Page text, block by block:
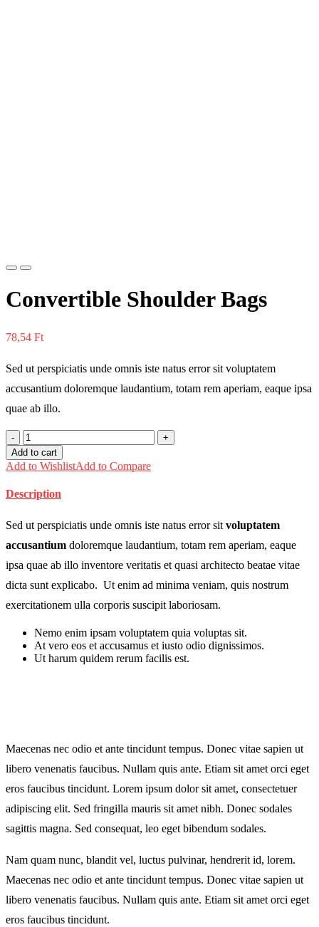
Previous
Next
Convertible Shoulder Bags
78,54 Ft
Sed ut perspiciatis unde omnis iste natus error sit voluptatem
accusantium doloremque laudantium, totam rem aperiam, eaque ipsa
quae ab illo.
Convertible
Shoulder
Bags
quantity
Add to cart
Add to WishlistAdd to Compare
Description
Sed ut perspiciatis unde omnis iste natus error sitvoluptatem
accusantium doloremque laudantium, totam rem aperiam, eaque
ipsa quae ab illo inventore veritatis et quasi architecto beatae vitae
dicta sunt explicabo. Ut enim ad minima veniam, quis nostrum
exercitationem ulla corporis suscipit laboriosam.
Nemo enim ipsam voluptatem quia voluptas sit.
At vero eos et accusamus et iusto odio dignissimos.
Ut harum quidem rerum facilis est.
Maecenas nec odio et ante tincidunt tempus. Donec vitae sapien ut
libero venenatis faucibus. Nullam quis ante. Etiam sit amet orci eget
eros faucibus tincidunt. Lorem ipsum dolor sit amet, consectetuer
adipiscing elit. Sed fringilla mauris sit amet nibh. Donec sodales
sagittis magna. Sed consequat, leo eget bibendum sodales.
Nam quam nunc, blandit vel, luctus pulvinar, hendrerit id, lorem.
Maecenas nec odio et ante tincidunt tempus. Donec vitae sapien ut
libero venenatis faucibus. Nullam quis ante. Etiam sit amet orci eget
eros faucibus tincidunt.